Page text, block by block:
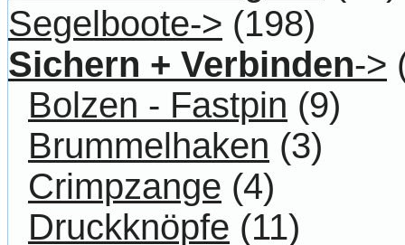
Segelboote-> (198)
Sichern + Verbinden->
Bolzen - Fastpin (9)
Brummelhaken (3)
Crimpzange (4)
Druckknöpfe (11)